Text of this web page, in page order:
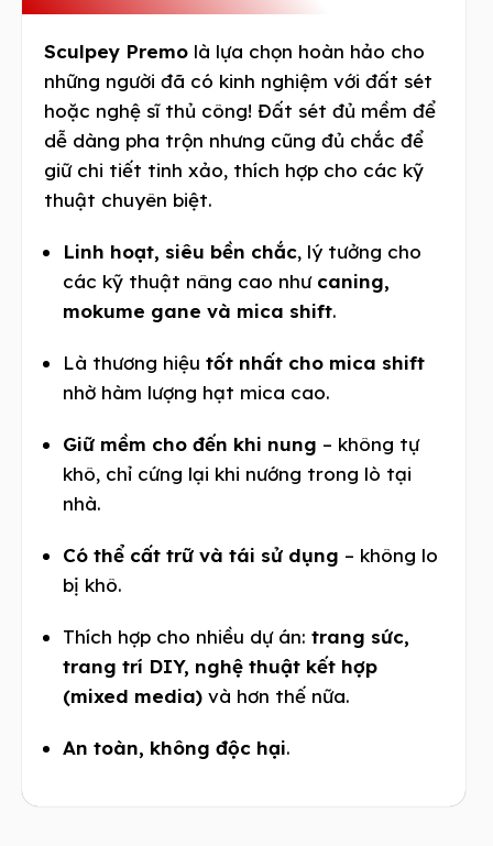
Sculpey Premo là lựa chọn hoàn hảo cho
những người đã có kinh nghiệm với đất sét
hoặc nghệ sĩ thủ công! Đất sét đủ mềm để
dễ dàng pha trộn nhưng cũng đủ chắc để
giữ chi tiết tinh xảo, thích hợp cho các kỹ
thuật chuyên biệt.
Linh hoạt, siêu bền chắc, lý tưởng cho
các kỹ thuật nâng cao như caning,
mokume gane và mica shift.
Là thương hiệutốt nhất cho mica shift
nhờ hàm lượng hạt mica cao.
Giữ mềm cho đến khi nung – không tự
khô, chỉ cứng lại khi nướng trong lò tại
nhà.
Có thể cất trữ và tái sử dụng – không lo
bị khô.
Thích hợp cho nhiều dự án:trang sức,
trang trí DIY, nghệ thuật kết hợp
(mixed media) và hơn thế nữa.
An toàn, không độc hại.